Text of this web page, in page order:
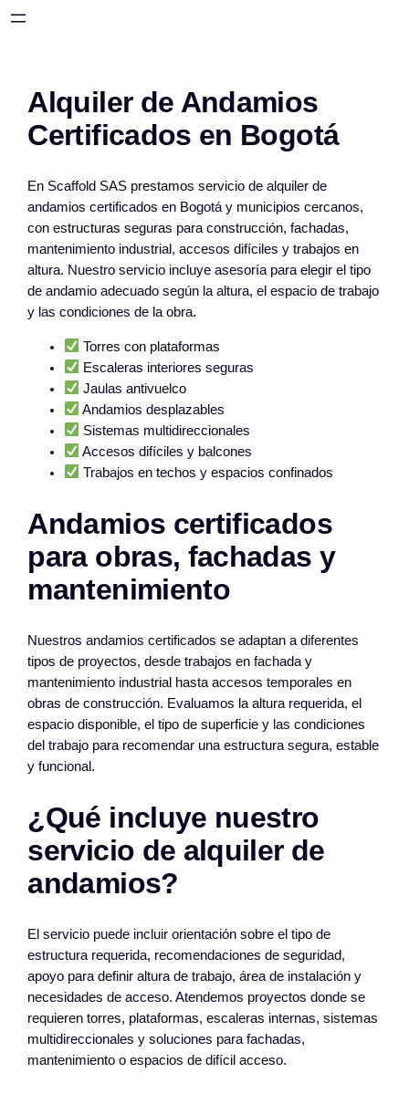
Saltar
Alquiler de Andamios
Certificados en Bogotá
En Scaffold SAS prestamos servicio de alquiler de
andamios certificados en Bogotá y municipios cercanos,
con estructuras seguras para construcción, fachadas,
mantenimiento industrial, accesos difíciles y trabajos en
altura. Nuestro servicio incluye asesoría para elegir el tipo
de andamio adecuado según la altura, el espacio de trabajo
y las condiciones de la obra.
Torres con plataformas
Escaleras interiores seguras
Jaulas antivuelco
Andamios desplazables
Sistemas multidireccionales
Accesos difíciles y balcones
Trabajos en techos y espacios confinados
Andamios certificados
para obras, fachadas y
mantenimiento
Nuestros andamios certificados se adaptan a diferentes
tipos de proyectos, desde trabajos en fachada y
mantenimiento industrial hasta accesos temporales en
obras de construcción. Evaluamos la altura requerida, el
espacio disponible, el tipo de superficie y las condiciones
del trabajo para recomendar una estructura segura, estable
y funcional.
¿Qué incluye nuestro
servicio de alquiler de
andamios?
El servicio puede incluir orientación sobre el tipo de
estructura requerida, recomendaciones de seguridad,
apoyo para definir altura de trabajo, área de instalación y
necesidades de acceso. Atendemos proyectos donde se
requieren torres, plataformas, escaleras internas, sistemas
multidireccionales y soluciones para fachadas,
mantenimiento o espacios de difícil acceso.